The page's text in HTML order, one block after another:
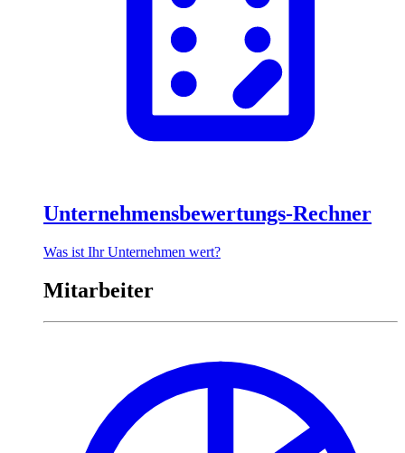
Unternehmensbewertungs-Rechner
Was ist Ihr Unternehmen wert?
Mitarbeiter